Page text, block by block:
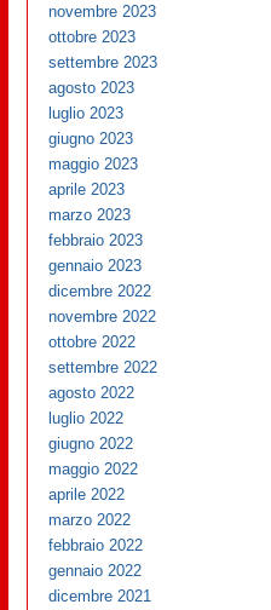
novembre 2023
ottobre 2023
settembre 2023
agosto 2023
luglio 2023
giugno 2023
maggio 2023
aprile 2023
marzo 2023
febbraio 2023
gennaio 2023
dicembre 2022
novembre 2022
ottobre 2022
settembre 2022
agosto 2022
luglio 2022
giugno 2022
maggio 2022
aprile 2022
marzo 2022
febbraio 2022
gennaio 2022
dicembre 2021